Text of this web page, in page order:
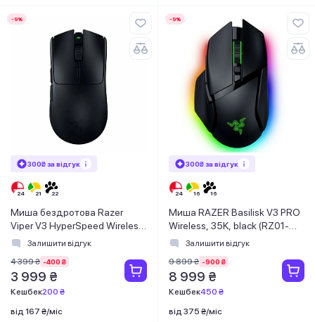
-9%
300₴ за відгук
Миша бездротова Razer
Viper V3 HyperSpeed Wireless
Black (RZ01-04910100-R3M1)
Залишити відгук
4 399 ₴ -400 ₴
3 999 ₴
Кешбек200 ₴
від 167 ₴/міс
-9%
300₴ за відгук
Миша RAZER Basilisk V3 PRO
Wireless, 35K, black (RZ01-
05240100-R3G1)
Залишити відгук
9 899 ₴ -900 ₴
8 999 ₴
Кешбек450 ₴
від 375 ₴/міс